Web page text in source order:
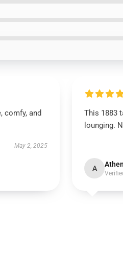
comfy, and
May 2, 2025
This 1883
lounging.
A